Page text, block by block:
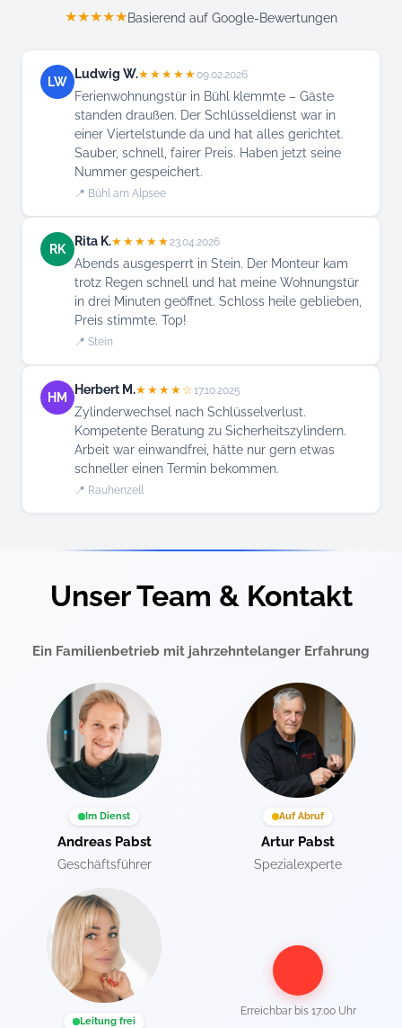
★★★★★Basierend auf Google-Bewertungen
LW
Ludwig W.★★★★★09.02.2026
Ferienwohnungstür in Bühl klemmte – Gäste
standen draußen. Der Schlüsseldienst war in
einer Viertelstunde da und hat alles gerichtet.
Sauber, schnell, fairer Preis. Haben jetzt seine
Nummer gespeichert.
📍 Bühl am Alpsee
RK
Rita K.★★★★★23.04.2026
Abends ausgesperrt in Stein. Der Monteur kam
trotz Regen schnell und hat meine Wohnungstür
in drei Minuten geöffnet. Schloss heile geblieben,
Preis stimmte. Top!
📍 Stein
HM
Herbert M.★★★★☆17.10.2025
Zylinderwechsel nach Schlüsselverlust.
Kompetente Beratung zu Sicherheitszylindern.
Arbeit war einwandfrei, hätte nur gern etwas
schneller einen Termin bekommen.
📍 Rauhenzell
Unser Team & Kontakt
Ein Familienbetrieb mit jahrzehntelanger Erfahrung
Im Dienst
Andreas Pabst
Geschäftsführer
Auf Abruf
Artur Pabst
Spezialexperte
Leitung frei
Erreichbar bis 17:00 Uhr